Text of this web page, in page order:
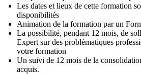
Les dates et lieux de cette formation
disponibilités
Animation de la formation par un
La possibilité, pendant 12 mois, de
Expert sur des problématiques
votre formation
Un suivi de 12 mois de la
acquis.